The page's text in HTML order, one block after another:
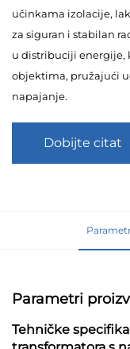
učinkama izolacije,
za siguran i stabilan
u distribuciji
objektima, pružajući
napajanje.
Dobijte citat
Parametri
Tehničke